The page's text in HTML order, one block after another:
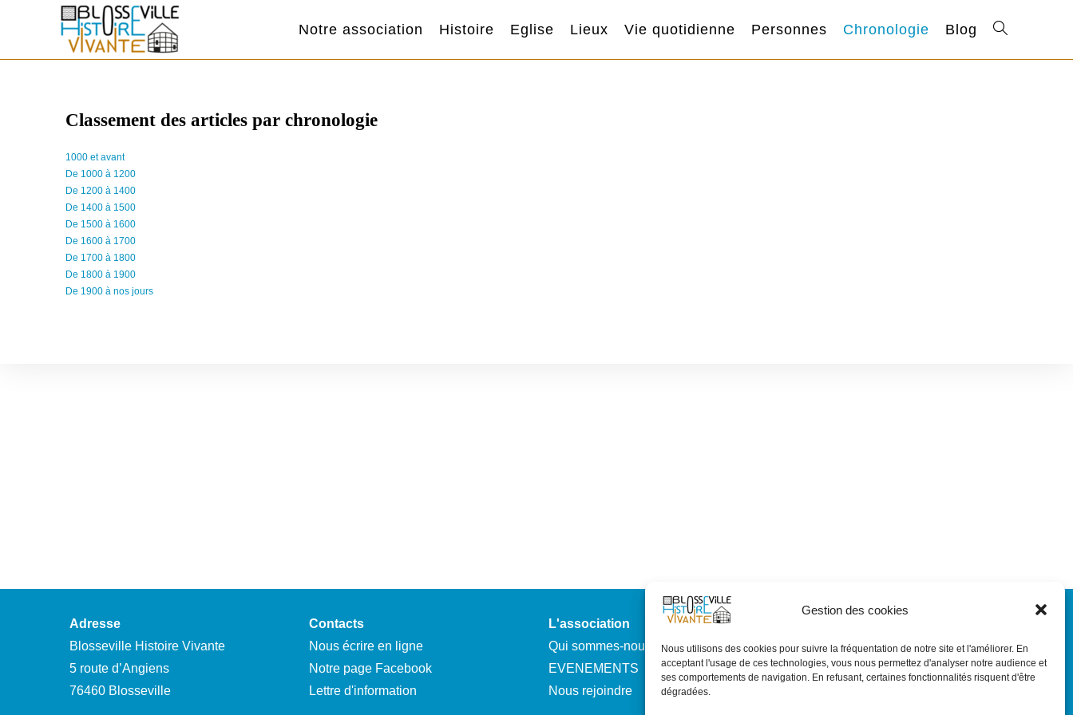
Gestion des cookies
Nous utilisons des cookies pour suivre la fréquentation de notre site et l'améliorer. En
acceptant l'usage de ces technologies, vous nous permettez d'analyser notre audience et
ses comportements de navigation. En refusant, certaines fonctionnalités risquent d'être
dégradées.
Notre association Histoire Eglise Lieux Vie quotidienne Personnes Chronologie Blog
Classement des articles par chronologie
1000 et avant
De 1000 à 1200
De 1200 à 1400
De 1400 à 1500
De 1500 à 1600
De 1600 à 1700
De 1700 à 1800
De 1800 à 1900
De 1900 à nos jours
Adresse
Blosseville Histoire Vivante
5 route d’Angiens
76460 Blosseville
Contacts
Nous écrire en ligne
Notre page Facebook
Lettre d'information
L'association
Qui sommes-nous ?
EVENEMENTS
Nous rejoindre
Mentions légales
Politique de confidentialité